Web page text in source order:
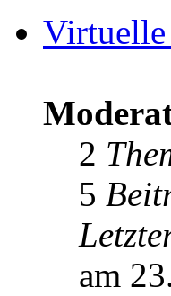
Virtuelle
2
5
am